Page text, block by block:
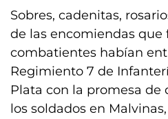
Sobres, cadenitas,
de las encomiendas que
combatientes habían
Regimiento 7 de
Plata con la promesa de
los soldados en